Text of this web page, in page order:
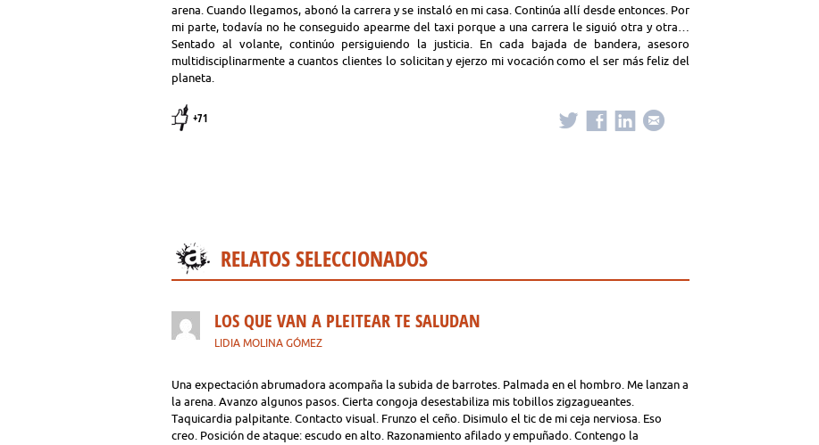
arena. Cuando llegamos, abonó la carrera y se instaló en mi casa. Continúa allí desde entonces. Por
mi parte, todavía no he conseguido apearme del taxi porque a una carrera le siguió otra y otra…
Sentado al volante, continúo persiguiendo la justicia. En cada bajada de bandera, asesoro
multidisciplinarmente a cuantos clientes lo solicitan y ejerzo mi vocación como el ser más feliz del
planeta.
+71
RELATOS SELECCIONADOS
LOS QUE VAN A PLEITEAR TE SALUDAN
LIDIA MOLINA GÓMEZ
Una expectación abrumadora acompaña la subida de barrotes. Palmada en el hombro. Me lanzan a
la arena. Avanzo algunos pasos. Cierta congoja desestabiliza mis tobillos zigzagueantes.
Taquicardia palpitante. Contacto visual. Frunzo el ceño. Disimulo el tic de mi ceja nerviosa. Eso
creo. Posición de ataque: escudo en alto. Razonamiento afilado y empuñado. Contengo la